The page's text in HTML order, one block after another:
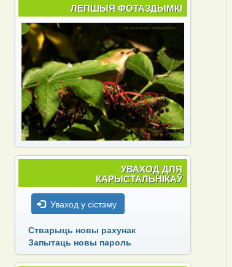
ЛЕПШЫЯ ФОТАЗДЫМКІ
УВАХОД ДЛЯ
КАРЫСТАЛЬНІКАЎ
Уваход у сістэму
Стварыць новы рахунак
Запытаць новы пароль